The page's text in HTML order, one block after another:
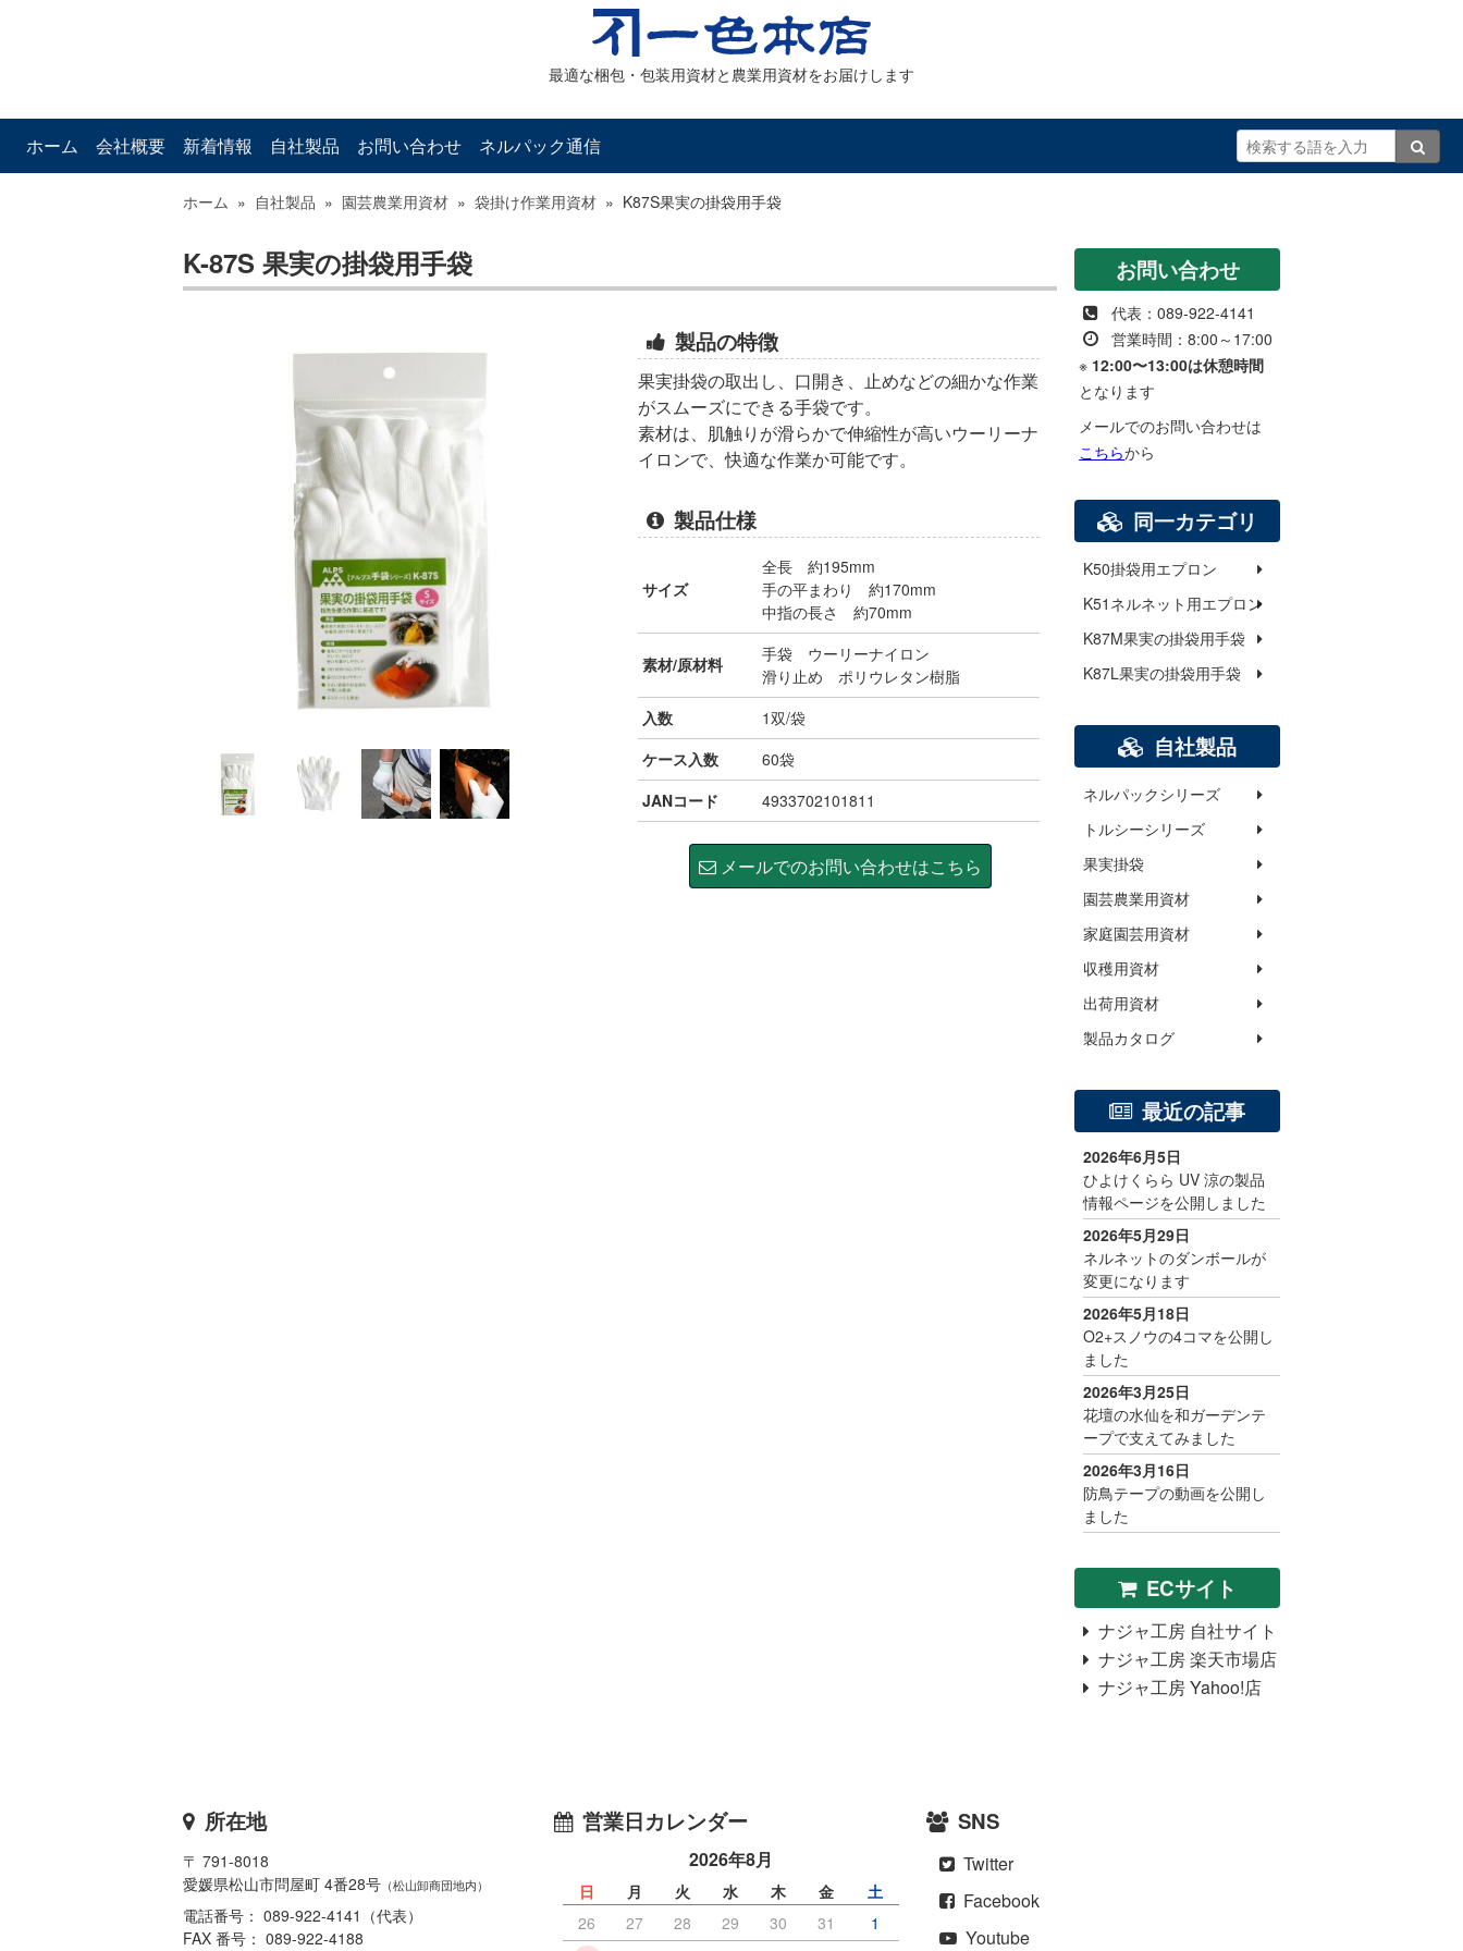
最適な梱包・包装用資材と農業用資材をお届けします
ホーム 会社概要 新着情報 自社製品 お問い合わせ ネルパック通信
ホーム » 自社製品 » 園芸農業用資材 » 袋掛け作業用資材 » K87S果実の掛袋用手袋
K-87S 果実の掛袋用手袋
製品の特徴
果実掛袋の取出し、口開き、止めなどの細かな作業
がスムーズにできる手袋です。
素材は、肌触りが滑らかで伸縮性が高いウーリーナ
イロンで、快適な作業か可能です。
製品仕様
サイズ
全長 約195mm
手の平まわり 約170mm
中指の長さ 約70mm
素材/原材料
手袋 ウーリーナイロン
滑り止め ポリウレタン樹脂
入数
1双/袋
ケース入数
60袋
JANコード
4933702101811
メールでのお問い合わせはこちら
お問い合わせ
代表：089-922-4141
営業時間：8:00～17:00
※ 12:00〜13:00は休憩時間
となります
メールでのお問い合わせは
こちらから
同一カテゴリ
K50掛袋用エプロン
K51ネルネット用エプロン
K87M果実の掛袋用手袋
K87L果実の掛袋用手袋
自社製品
ネルパックシリーズ
トルシーシリーズ
果実掛袋
園芸農業用資材
家庭園芸用資材
収穫用資材
出荷用資材
製品カタログ
最近の記事
2026年6月5日
ひよけくらら UV 涼の製品
情報ページを公開しました
2026年5月29日
ネルネットのダンボールが
変更になります
2026年5月18日
O2+スノウの4コマを公開し
ました
2026年3月25日
花壇の水仙を和ガーデンテ
ープで支えてみました
2026年3月16日
防鳥テープの動画を公開し
ました
ECサイト
ナジャ工房 自社サイト
ナジャ工房 楽天市場店
ナジャ工房 Yahoo!店
所在地
〒 791-8018
愛媛県松山市問屋町 4番28号 （松山卸商団地内）
電話番号： 089-922-4141（代表）
FAX 番号： 089-922-4188
営業日カレンダー
2026年8月
日 月 火 水 木 金
土
26
27 28 29 30 31
1
SNS
Twitter
Facebook
Youtube